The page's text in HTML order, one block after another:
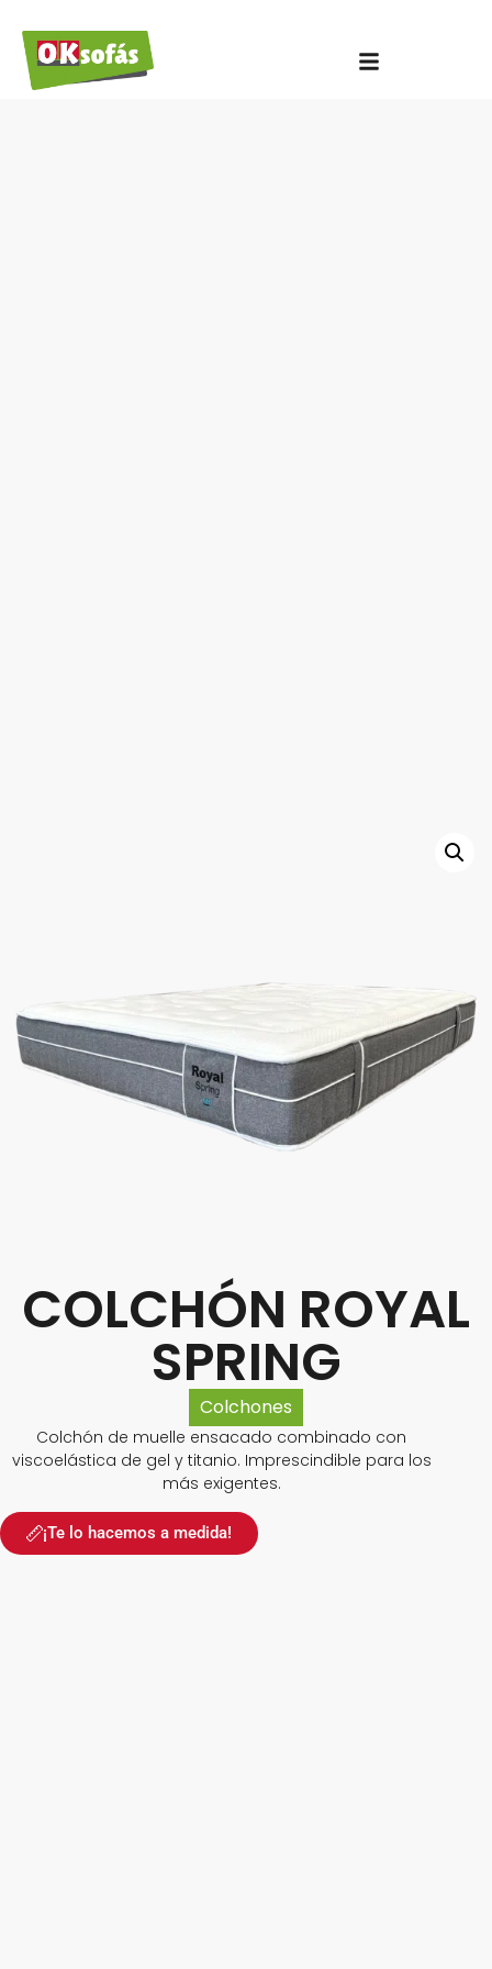
COLCHÓN ROYAL
SPRING
Colchones
Colchón de muelle ensacado combinado con
viscoelástica de gel y titanio. Imprescindible para los
más exigentes.
¡Te lo hacemos a medida!